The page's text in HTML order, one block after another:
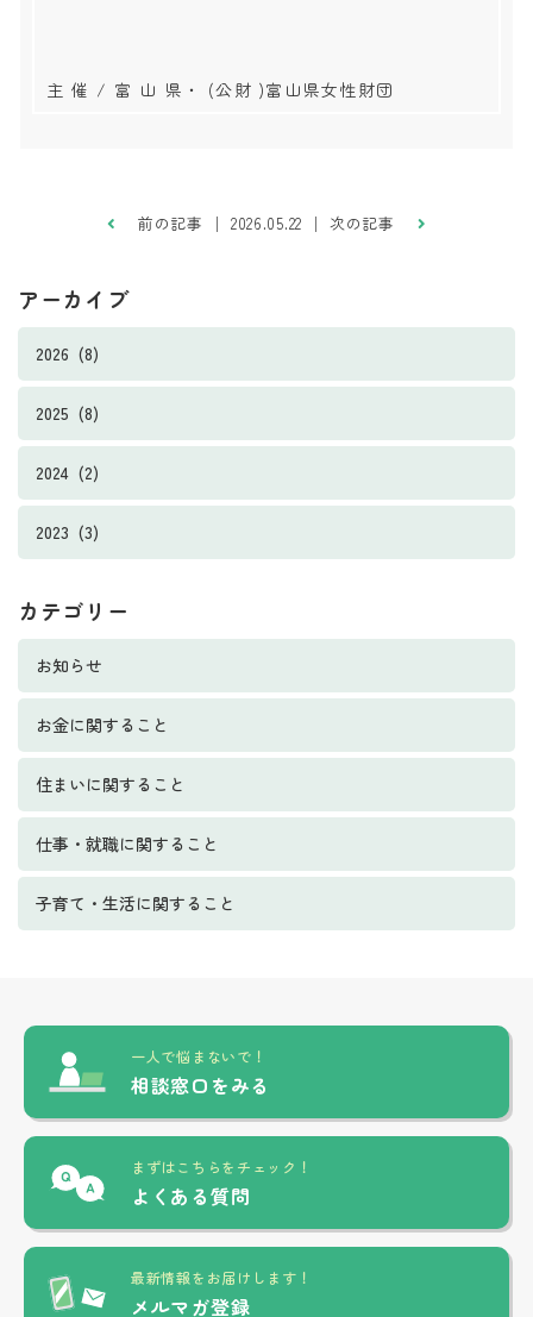
アーカイブ
2026 (8)
2025 (8)
2024 (2)
2023 (3)
カテゴリー
お知らせ
お金に関すること
住まいに関すること
仕事・就職に関すること
子育て・生活に関すること
主 催 / 富 山 県・ (公財 )富山県女性財団
前の記事 │ 2026.05.22 │次の記事
一人で悩まないで！
相談窓口をみる
まずはこちらをチェック！
よくある質問
最新情報をお届けします！
メルマガ登録